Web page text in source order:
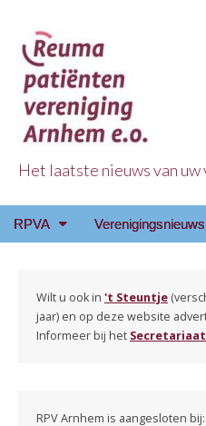
Reuma
Het laatste nieuws van
Main
Skip
RPVA Verenigingsnieuws
Wilt u ook in 't Steuntje
jaar) en op deze website
Informeer bij het Secretariaat
RPV Arnhem is aangesloten bij: